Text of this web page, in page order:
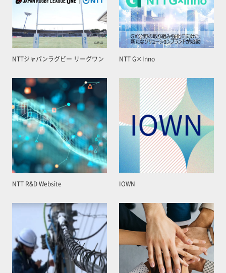
NTTジャパンラグビー リーグワン NTT G×Inno
NTT R&D Website IOWN